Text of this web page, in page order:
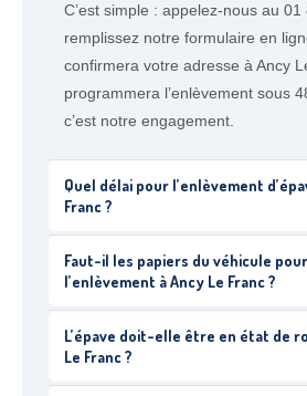
C’est simple : appelez-nous au
remplissez notre formulaire en
confirmera votre adresse à Ancy
programmera l’enlèvement sous
c’est notre engagement.
Quel délai pour l’enlèvement
Franc ?
Faut-il les papiers du véhicule pour
l’enlèvement à Ancy Le Franc ?
L’épave doit-elle être en état de
Le Franc ?